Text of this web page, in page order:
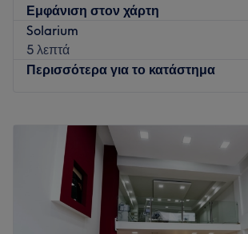
Εμφάνιση στον χάρτη
Solarium
5 λεπτά
Περισσότερα για το κατάστημα
Τετάρτη
Πέμπτη
Παρασκευή
Σάββατο